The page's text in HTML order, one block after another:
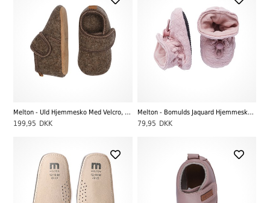
Melton - Uld Hjemmesko Med Velcro, Denver Melange
199,95 DKK
Melton - Bomulds Jaquard Hjemmesko, Alt Rosa
79,95 DKK